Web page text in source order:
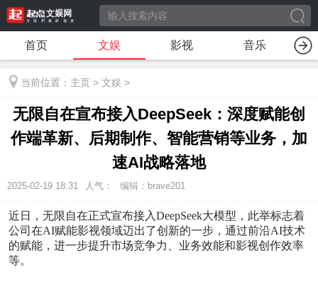
首页 文娱 影视 音乐
当前位置： 主页 > 文娱 >
无限自在宣布接入DeepSeek：深度赋能创
作端革新、后期制作、智能营销等业务，加
速AI战略落地
2025-02-19 18:31 人气： 编辑：brave201
近日，无限自在正式宣布接入DeepSeek大模型，此举标志着
公司在AI赋能影视领域迈出了创新的一步，通过前沿AI技术
的赋能，进一步提升市场竞争力、业务效能和影视创作效率
等。